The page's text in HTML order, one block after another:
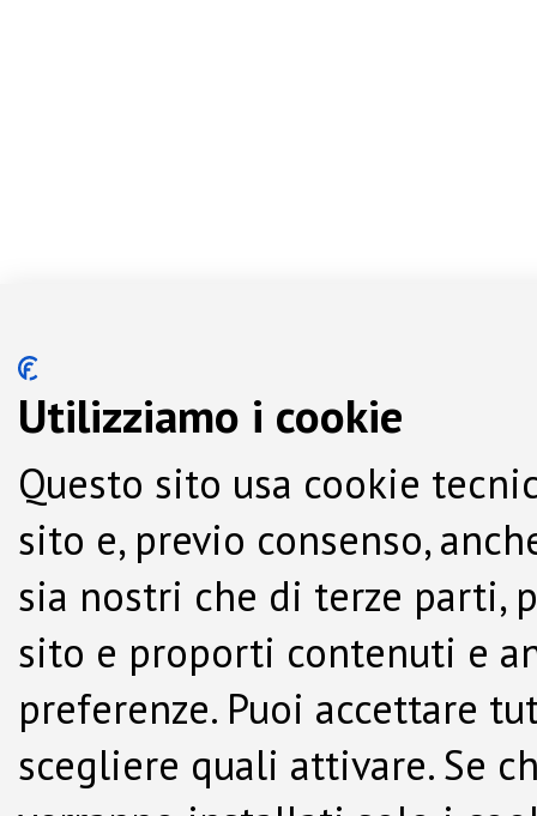
Utilizziamo i cookie
Questo sito usa cookie
sito e, previo consenso,
sia nostri che di terze parti,
sito e proporti contenuti e
preferenze. Puoi accettare
scegliere quali attivare. Se